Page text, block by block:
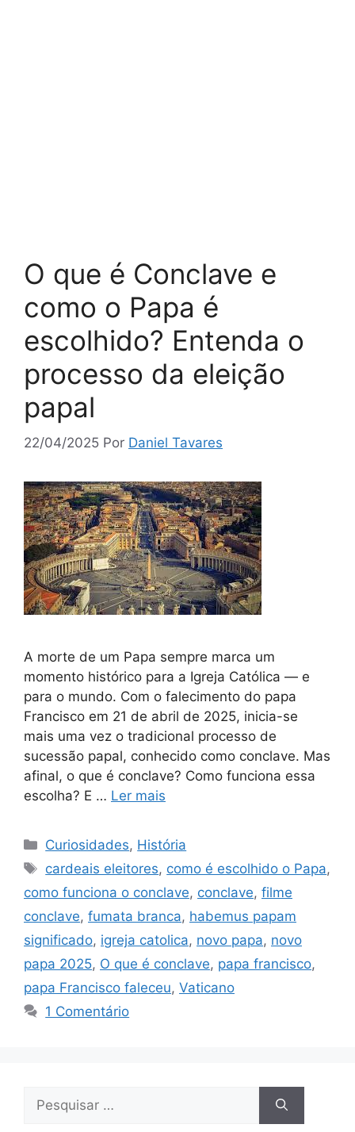
O que é Conclave e
como o Papa é
escolhido? Entenda o
processo da eleição
papal
22/04/2025 Por Daniel Tavares
A morte de um Papa sempre marca um
momento histórico para a Igreja Católica — e
para o mundo. Com o falecimento do papa
Francisco em 21 de abril de 2025, inicia-se
mais uma vez o tradicional processo de
sucessão papal, conhecido como conclave. Mas
afinal, o que é conclave? Como funciona essa
escolha? E … Ler mais
Categorias
Curiosidades, História
Tags
cardeais eleitores, como é escolhido o Papa,
como funciona o conclave, conclave, filme
conclave, fumata branca, habemus papam
significado, igreja catolica, novo papa, novo
papa 2025, O que é conclave, papa francisco,
papa Francisco faleceu, Vaticano
1 Comentário
por: